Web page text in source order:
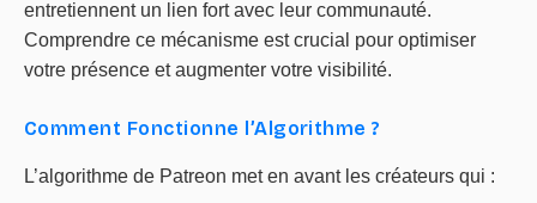
entretiennent un lien fort avec leur communauté.
Comprendre ce mécanisme est crucial pour optimiser
votre présence et augmenter votre visibilité.
Comment Fonctionne l’Algorithme ?
L’algorithme de Patreon met en avant les créateurs qui :